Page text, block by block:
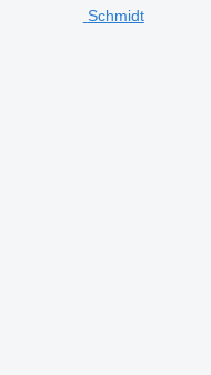
Schmidt